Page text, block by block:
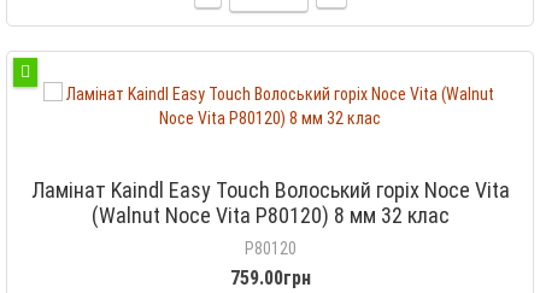
Ламінат Kaindl Easy Touch Волоський горіх Noce Vita
(Walnut Noce Vita P80120) 8 мм 32 клас
P80120
759.00грн